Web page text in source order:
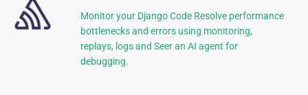
Monitor your Django Code Resolve performance
bottlenecks and errors using monitoring,
replays, logs and Seer an AI agent for
debugging.